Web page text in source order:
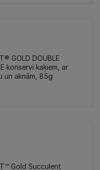
GOLD DOUBLE
konservi kaķiem, ar
un aknām, 85g
Gold Succulent